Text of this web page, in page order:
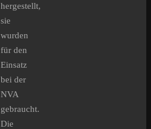
hergestellt,
sie
wurden
für den
Einsatz
bei der
NVA
gebraucht.
Die